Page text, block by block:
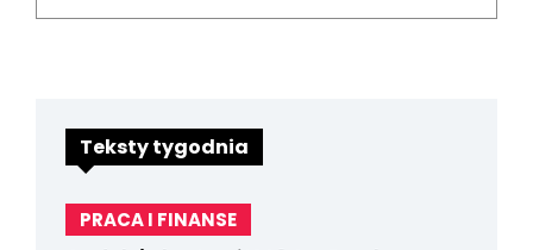
Teksty tygodnia
PRACA I FINANSE